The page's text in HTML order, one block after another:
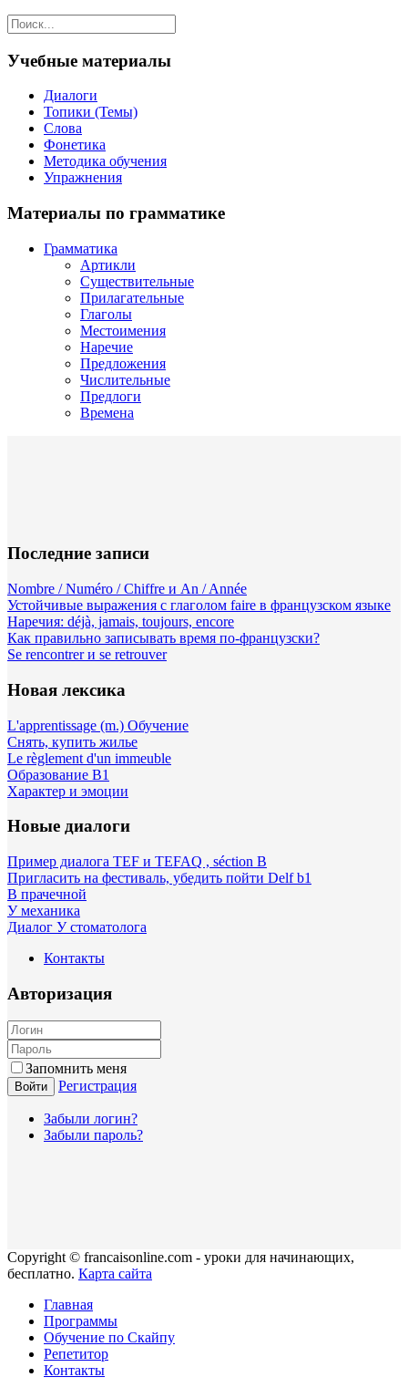
Учебные материалы
Диалоги
Топики (Темы)
Слова
Фонетика
Методика обучения
Упражнения
Материалы по грамматике
Грамматика
Артикли
Существительные
Прилагательные
Глаголы
Местоимения
Наречие
Предложения
Числительные
Предлоги
Времена
Последние записи
Nombre / Numéro / Chiffre и An / Année
Устойчивые выражения с глаголом faire в французском языке
Наречия: déjà, jamais, toujours, encore
Как правильно записывать время по-французски?
Se rencontrer и se retrouver
Новая лексика
L'apprentissage (m.) Обучение
Снять, купить жилье
Le règlement d'un immeuble
Образование B1
Характер и эмоции
Новые диалоги
Пример диалога TEF и TEFAQ , séction B
Пригласить на фестиваль, убедить пойти Delf b1
В прачечной
У механика
Диалог У стоматолога
Контакты
Авторизация
Запомнить меня
Войти Регистрация
Забыли логин?
Забыли пароль?
Copyright © francaisonline.com - уроки для начинающих,
бесплатно. Карта сайта
Главная
Программы
Обучение по Скайпу
Репетитор
Контакты